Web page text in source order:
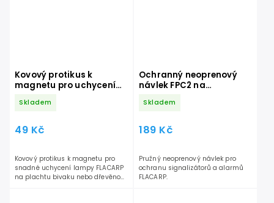
Kovový protikus k
magnetu pro uchycení
Skladem
49 Kč
Kovový protikus k magnetu pro
snadné uchycení lampy FLACARP
na plachtu bivaku nebo dřevěnou
Ochranný neoprenový
návlek FPC2 na
Skladem
189 Kč
Pružný neoprenový návlek pro
ochranu signalizátorů a alarmů
FLACARP.